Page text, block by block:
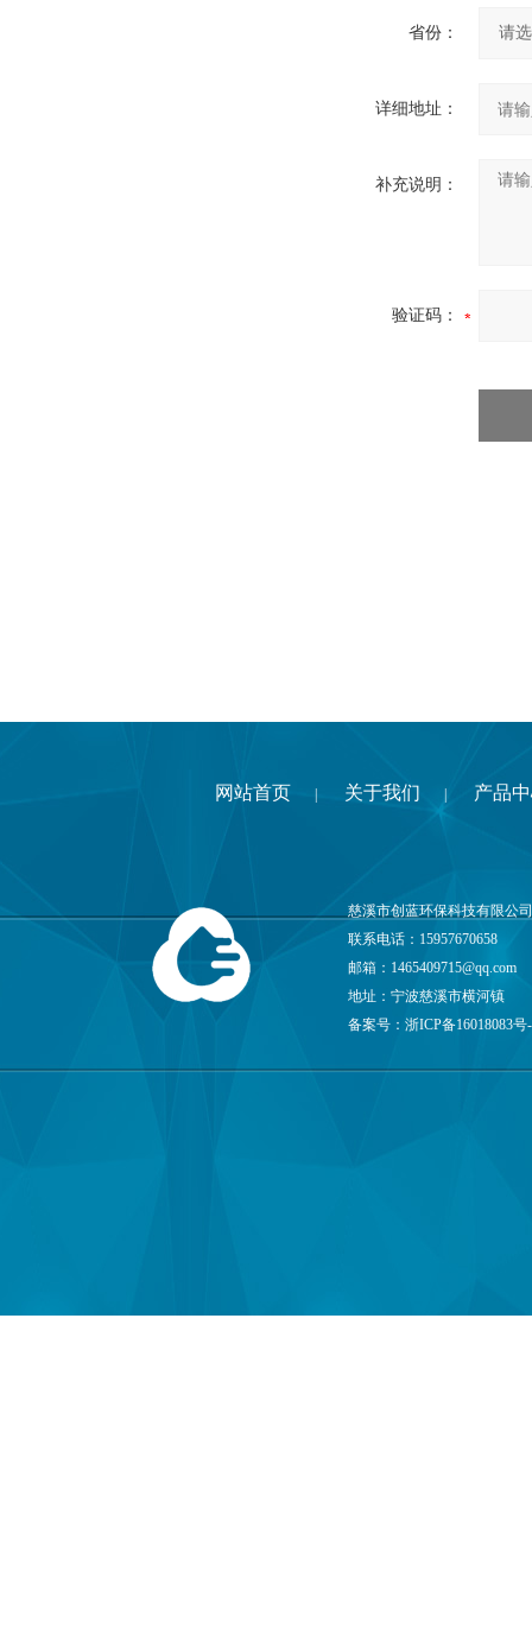
省份：
详细地址：
补充说明：
验证码：
网站首页 关于我们 产品
慈溪市创蓝环保科技有限公
联系电话：15957670658
邮箱： 1465409715@qq.com
地址：宁波慈溪市横河镇
备案号： 浙ICP备16018083号